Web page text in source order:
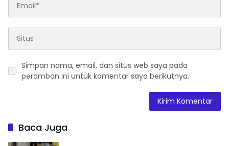
Simpan nama, email, dan situs web saya pada
peramban ini untuk komentar saya berikutnya.
Baca Juga